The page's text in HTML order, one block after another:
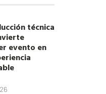
técnica
evento en